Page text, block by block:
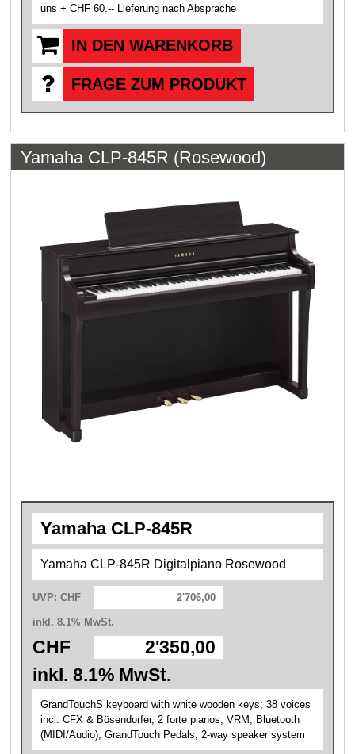
uns + CHF 60.-- Lieferung nach Absprache
IN DEN WARENKORB
FRAGE ZUM PRODUKT
Yamaha CLP-845R (Rosewood)
Yamaha CLP-845R
Yamaha CLP-845R Digitalpiano Rosewood
UVP: CHF 2'706,00
inkl. 8.1% MwSt.
CHF
2'350,00
inkl. 8.1% MwSt.
GrandTouchS keyboard with white wooden keys; 38 voices
incl. CFX & Bösendorfer, 2 forte pianos; VRM; Bluetooth
(MIDI/Audio); GrandTouch Pedals; 2-way speaker system